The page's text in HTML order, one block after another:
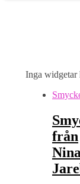
Inga widgetar
från
Nina